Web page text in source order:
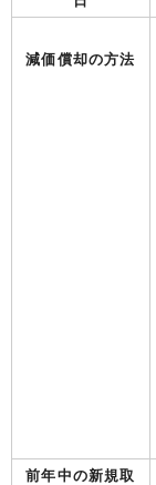
減価償却の方法
前年中の新規取